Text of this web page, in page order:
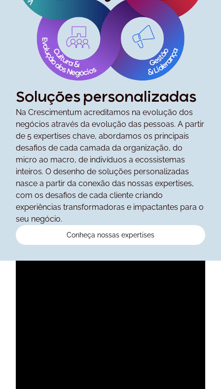
Soluções personalizadas
Na Crescimentum acreditamos na evolução dos
negócios através da evolução das pessoas. A partir
de 5 expertises chave, abordamos os principais
desafios de cada camada da organização, do
micro ao macro, de indivíduos a ecossistemas
inteiros. O desenho de soluções personalizadas
nasce a partir da conexão das nossas expertises,
com os desafios de cada cliente criando
experiências transformadoras e impactantes para o
seu negócio.
Conheça nossas expertises